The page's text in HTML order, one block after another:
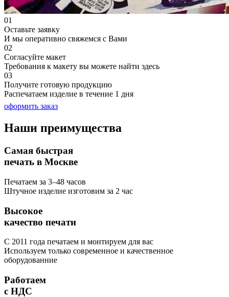
01
Оставьте заявку
И мы оперативно свяжемся с Вами
02
Согласуйте макет
Требования к макету вы можете найти здесь
03
Получите готовую продукцию
Распечатаем изделие в течение 1 дня
оформить заказ
Наши преимущества
Самая быстрая
печать в Москве
Печатаем за 3–48 часов
Штучное изделие изготовим за 2 час
Высокое
качество печати
С 2011 года печатаем и монтируем для вас
Используем только современное и качественное
оборудованние
Работаем
с НДС